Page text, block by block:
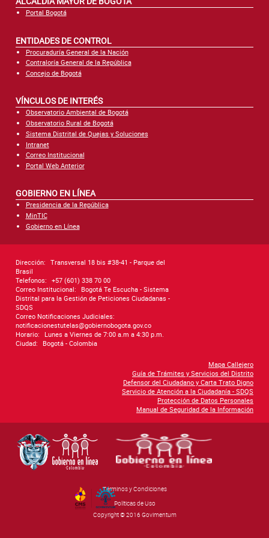
Portal Bogotá
ENTIDADES DE CONTROL
Procuraduría General de la Nación
Contraloría General de la República
Concejo de Bogotá
VÍNCULOS DE INTERÉS
Observatorio Ambiental de Bogotá
Observatorio Rural de Bogotá
Sistema Distrital de Quejas y Soluciones
Intranet
Correo Institucional
Portal Web Anterior
GOBIERNO EN LÍNEA
Presidencia de la República
MinTIC
Gobierno en Línea
Dirección: Transversal 18 bis #38-41 - Parque del
Brasil
Telefonos: +57 (601) 338 70 00
Correo Institucional:
Bogotá Te Escucha - Sistema
Distrital para la Gestión de Peticiones Ciudadanas -
SDQS
Correo Notificaciones Judiciales:
notificacionestutelas@gobiernobogota.gov.co
Horario:
Lunes a Viernes de 7:00 a.m a 4:30 p.m.
Ciudad:
Bogotá - Colombia
Mapa Callejero
Guía de Trámites y Servicios del Distrito
Defensor del Ciudadano y Carta Trato Digno
Servicio de Atención a la Ciudadanía - SDQS
Protección de Datos Personales
Manual de Seguridad de la Información
Términos y Condiciones
Políticas de Uso
Copyright © 2016 Govimentum
By Govimentum